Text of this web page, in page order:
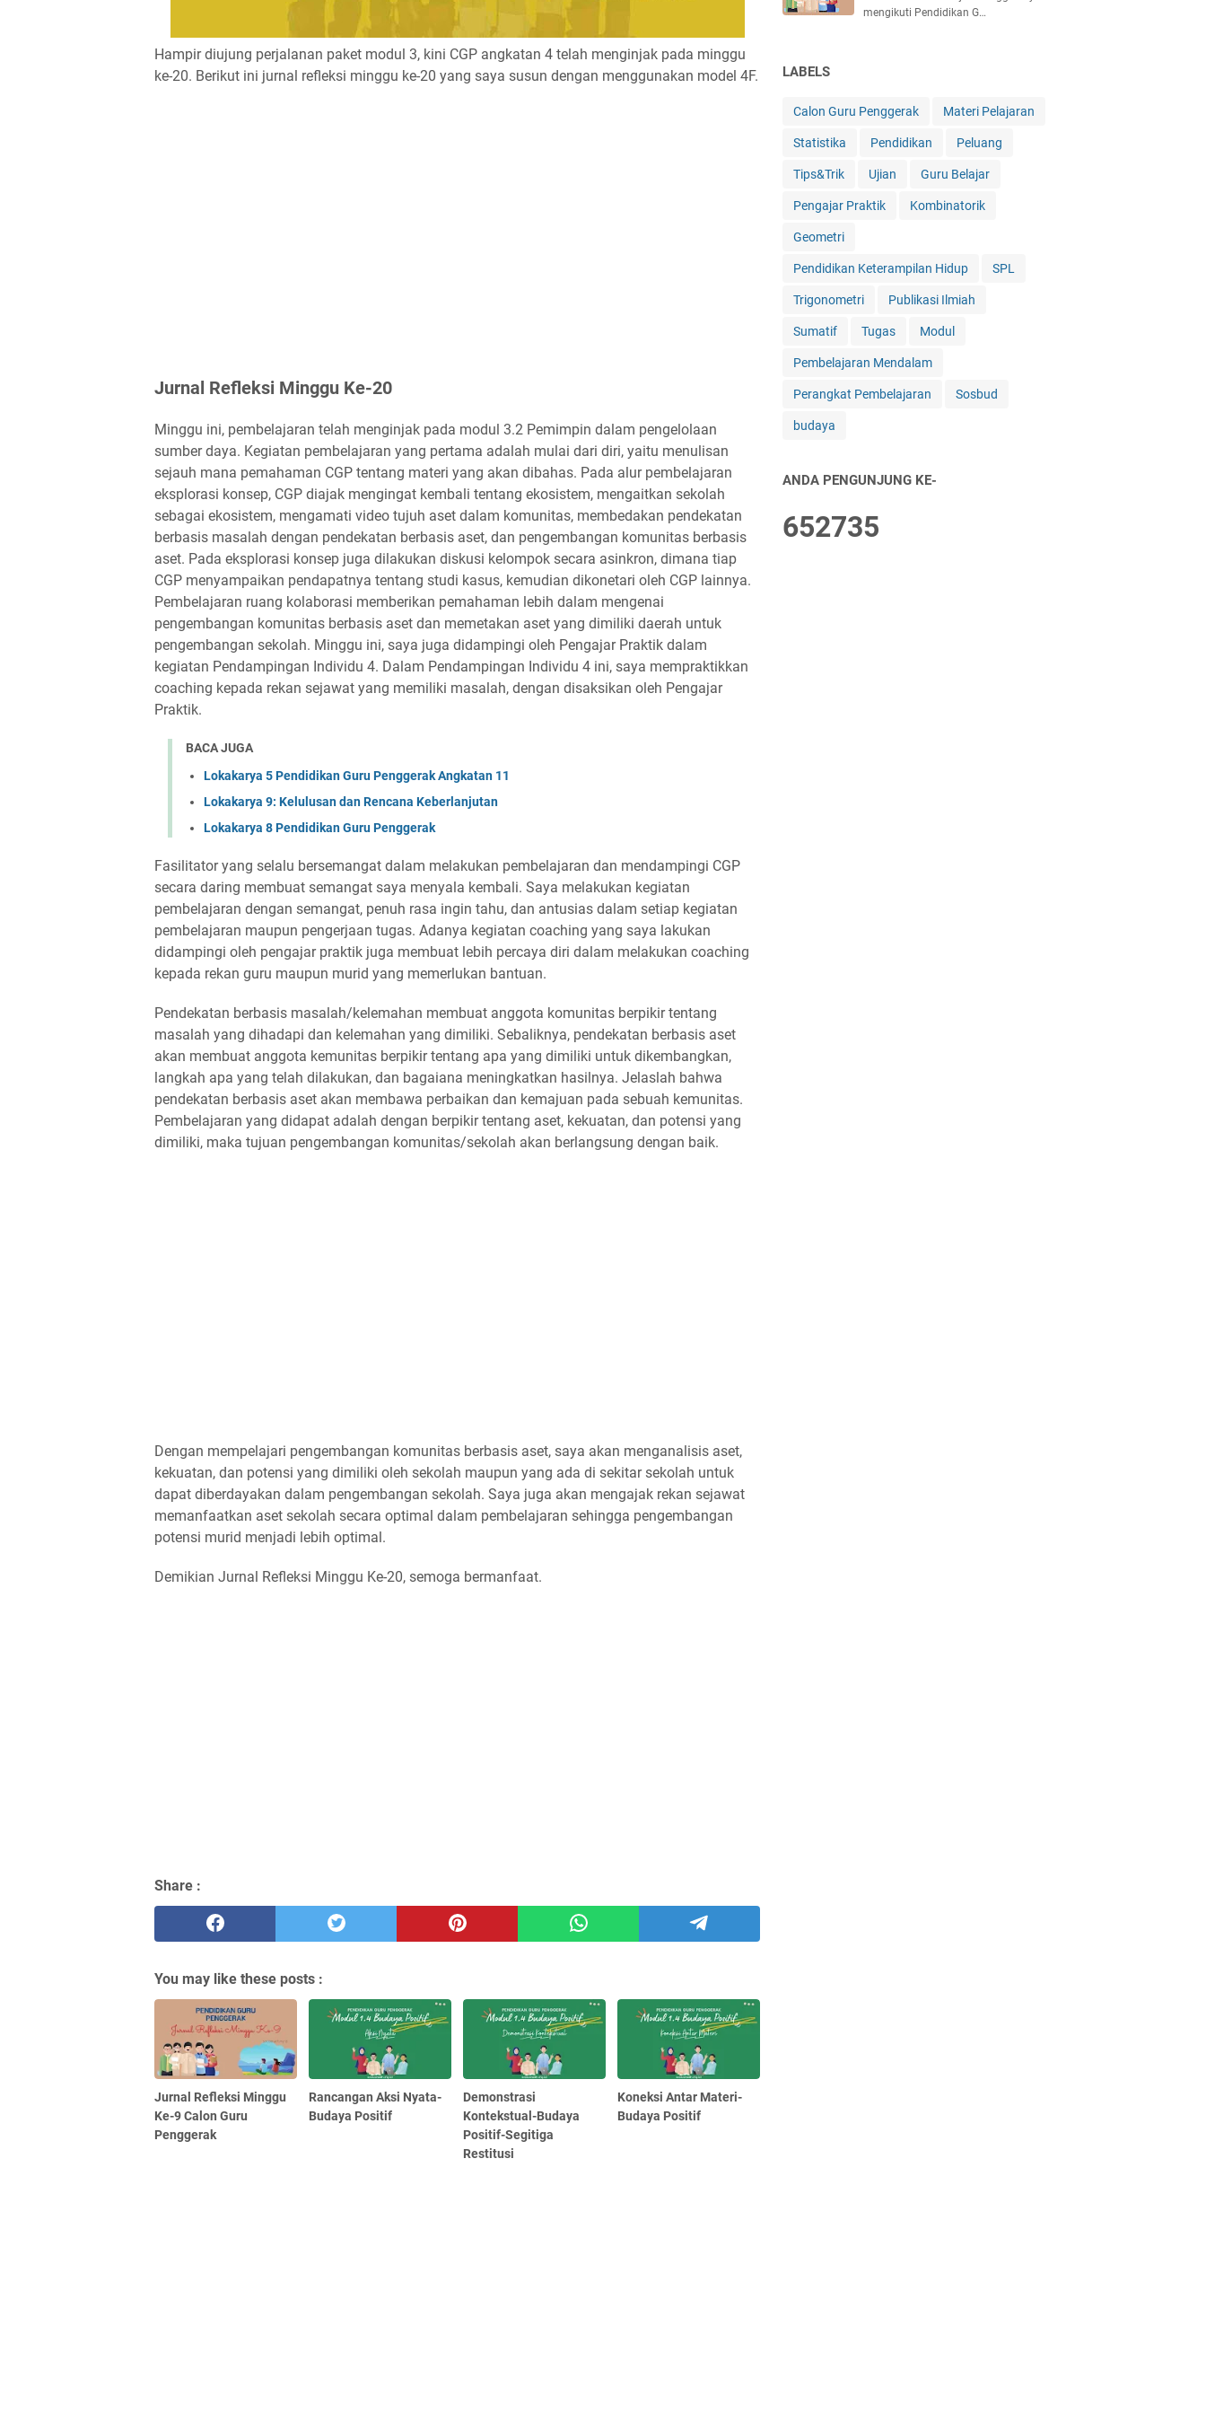
Hampir diujung perjalanan paket modul 3, kini CGP angkatan 4 telah menginjak pada minggu
ke-20. Berikut ini jurnal refleksi minggu ke-20 yang saya susun dengan menggunakan model 4F.
Jurnal Refleksi Minggu Ke-20
Minggu ini, pembelajaran telah menginjak pada modul 3.2 Pemimpin dalam pengelolaan
sumber daya. Kegiatan pembelajaran yang pertama adalah mulai dari diri, yaitu menulisan
sejauh mana pemahaman CGP tentang materi yang akan dibahas. Pada alur pembelajaran
eksplorasi konsep, CGP diajak mengingat kembali tentang ekosistem, mengaitkan sekolah
sebagai ekosistem, mengamati video tujuh aset dalam komunitas, membedakan pendekatan
berbasis masalah dengan pendekatan berbasis aset, dan pengembangan komunitas berbasis
aset. Pada eksplorasi konsep juga dilakukan diskusi kelompok secara asinkron, dimana tiap
CGP menyampaikan pendapatnya tentang studi kasus, kemudian dikonetari oleh CGP lainnya.
Pembelajaran ruang kolaborasi memberikan pemahaman lebih dalam mengenai
pengembangan komunitas berbasis aset dan memetakan aset yang dimiliki daerah untuk
pengembangan sekolah. Minggu ini, saya juga didampingi oleh Pengajar Praktik dalam
kegiatan Pendampingan Individu 4. Dalam Pendampingan Individu 4 ini, saya mempraktikkan
coaching kepada rekan sejawat yang memiliki masalah, dengan disaksikan oleh Pengajar
Praktik.
BACA JUGA
Lokakarya 5 Pendidikan Guru Penggerak Angkatan 11
Lokakarya 9: Kelulusan dan Rencana Keberlanjutan
Lokakarya 8 Pendidikan Guru Penggerak
Fasilitator yang selalu bersemangat dalam melakukan pembelajaran dan mendampingi CGP
secara daring membuat semangat saya menyala kembali. Saya melakukan kegiatan
pembelajaran dengan semangat, penuh rasa ingin tahu, dan antusias dalam setiap kegiatan
pembelajaran maupun pengerjaan tugas. Adanya kegiatan coaching yang saya lakukan
didampingi oleh pengajar praktik juga membuat lebih percaya diri dalam melakukan coaching
kepada rekan guru maupun murid yang memerlukan bantuan.
Pendekatan berbasis masalah/kelemahan membuat anggota komunitas berpikir tentang
masalah yang dihadapi dan kelemahan yang dimiliki. Sebaliknya, pendekatan berbasis aset
akan membuat anggota kemunitas berpikir tentang apa yang dimiliki untuk dikembangkan,
langkah apa yang telah dilakukan, dan bagaiana meningkatkan hasilnya. Jelaslah bahwa
pendekatan berbasis aset akan membawa perbaikan dan kemajuan pada sebuah kemunitas.
Pembelajaran yang didapat adalah dengan berpikir tentang aset, kekuatan, dan potensi yang
dimiliki, maka tujuan pengembangan komunitas/sekolah akan berlangsung dengan baik.
Dengan mempelajari pengembangan komunitas berbasis aset, saya akan menganalisis aset,
kekuatan, dan potensi yang dimiliki oleh sekolah maupun yang ada di sekitar sekolah untuk
dapat diberdayakan dalam pengembangan sekolah. Saya juga akan mengajak rekan sejawat
memanfaatkan aset sekolah secara optimal dalam pembelajaran sehingga pengembangan
potensi murid menjadi lebih optimal.
Demikian Jurnal Refleksi Minggu Ke-20, semoga bermanfaat.
Share :
You may like these posts :
Jurnal Refleksi Minggu
Ke-9 Calon Guru
Penggerak
Rancangan Aksi Nyata-
Budaya Positif
Demonstrasi
Kontekstual-Budaya
Positif-Segitiga
Restitusi
Koneksi Antar Materi-
Budaya Positif
mengikuti Pendidikan G…
LABELS
Calon Guru Penggerak Materi Pelajaran
Statistika Pendidikan Peluang
Tips&Trik Ujian Guru Belajar
Pengajar Praktik Kombinatorik
Geometri
Pendidikan Keterampilan Hidup SPL
Trigonometri Publikasi Ilmiah
Sumatif Tugas Modul
Pembelajaran Mendalam
Perangkat Pembelajaran Sosbud
budaya
ANDA PENGUNJUNG KE-
652735